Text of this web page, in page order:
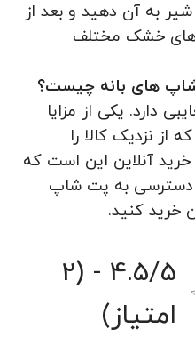
به آن دهید و بعد از
های خشک مختلف
شاپ های بانه چیست؟
دارد. یکی از مزایا
نزدیک کالا را
آنلاین این است که
دسترسی به پت شاپ
خرید کنید.
4.5/5 - (2
امتیاز)